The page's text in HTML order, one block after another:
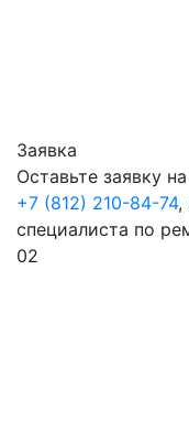
Заявка
Оставьте заявку
+7 (812) 210-84-74,
специалиста по
02